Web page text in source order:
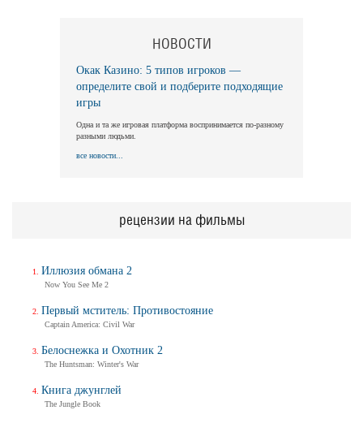
НОВОСТИ
Окак Казино: 5 типов игроков —
определите свой и подберите подходящие
игры
Одна и та же игровая платформа воспринимается по-разному
разными людьми.
все новости...
рецензии на фильмы
Иллюзия обмана 2
Now You See Me 2
Первый мститель: Противостояние
Captain America: Civil War
Белоснежка и Охотник 2
The Huntsman: Winter's War
Книга джунглей
The Jungle Book